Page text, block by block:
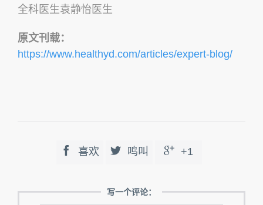
全科医生袁静怡医生
原文刊载：
https://www.healthyd.com/articles/expert-blog/
 喜欢  鸣叫  +1
写一个评论：